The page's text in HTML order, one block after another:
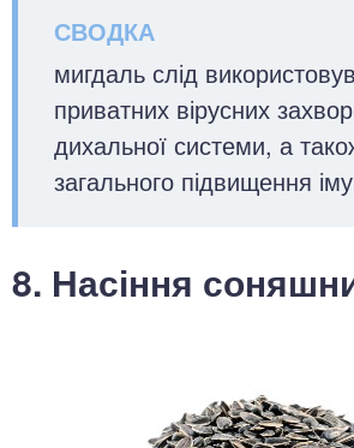
мигдаль слід
приватних вірусних
дихальної системи, а
загального підвищення
8. Насіння